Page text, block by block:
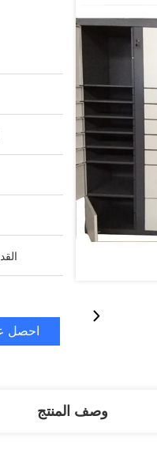
احصل
وصف المنتج